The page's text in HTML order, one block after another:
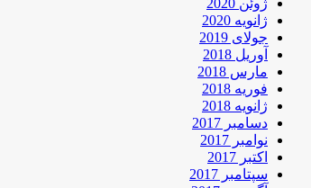
ژانویه 2020
جولای 2019
آوریل 2018
مارس 2018
فوریه 2018
ژانویه 2018
دسامبر 2017
نوامبر 2017
اکتبر 2017
سپتامبر 2017